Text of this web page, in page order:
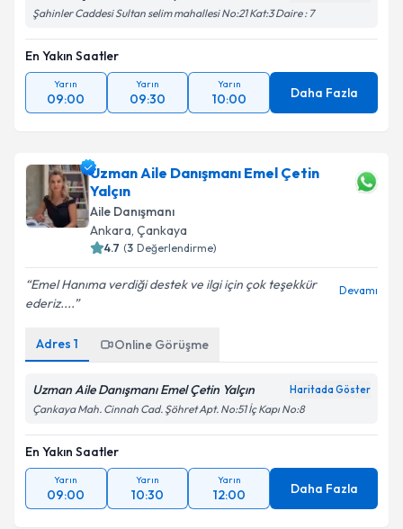
Aile Danışmanı Gülnaz Kaynak
Şahinler Caddesi Sultan selim mahallesi No:21 Kat:3 Daire : 7
En Yakın Saatler
Yarın
09:00
Yarın
09:30
Yarın
10:00 Daha Fazla
Uzman Aile Danışmanı Emel Çetin
Yalçın
Aile Danışmanı
Ankara, Çankaya
( Değerlendirme)
Emel Hanıma verdiği destek ve ilgi için çok teşekkür
ederiz....
Adres 1 Online Görüşme
Uzman Aile Danışmanı Emel Çetin Yalçın
Çankaya Mah. Cinnah Cad. Şöhret Apt. No:51 İç Kapı No:8
En Yakın Saatler
Yarın
09:00
Yarın
10:30
Yarın
12:00 Daha Fazla